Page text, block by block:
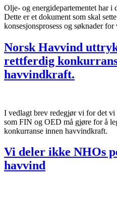
Olje- og energidepartementet har i
Dette er et dokument som skal
konsesjonsprosess og søknader
Norsk Havvind
rettferdig
havvindkraft.
I vedlagt brev redegjør vi for det
som FIN og OED må gjøre for å
konkurranse innen havvindkraft.
Vi deler ikke NHOs
havvind